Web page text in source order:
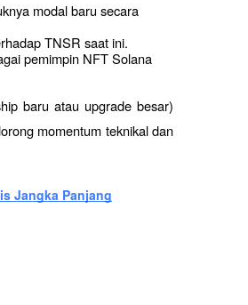
modal baru secara
TNSR saat ini.
pemimpin NFT Solana
baru atau upgrade besar)
momentum teknikal dan
Jangka Panjang